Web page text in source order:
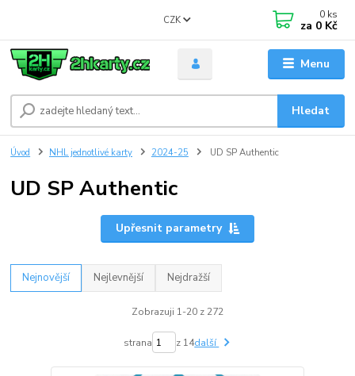
Menu
CZK
Hledat
0 ks
za 0 Kč
Úvod NHL jednotlivé karty 2024-25 UD SP Authentic
UD SP Authentic
Upřesnit parametry
Nejnovější Nejlevnější Nejdražší
Zobrazuji 1-20 z 272
strana z 14další